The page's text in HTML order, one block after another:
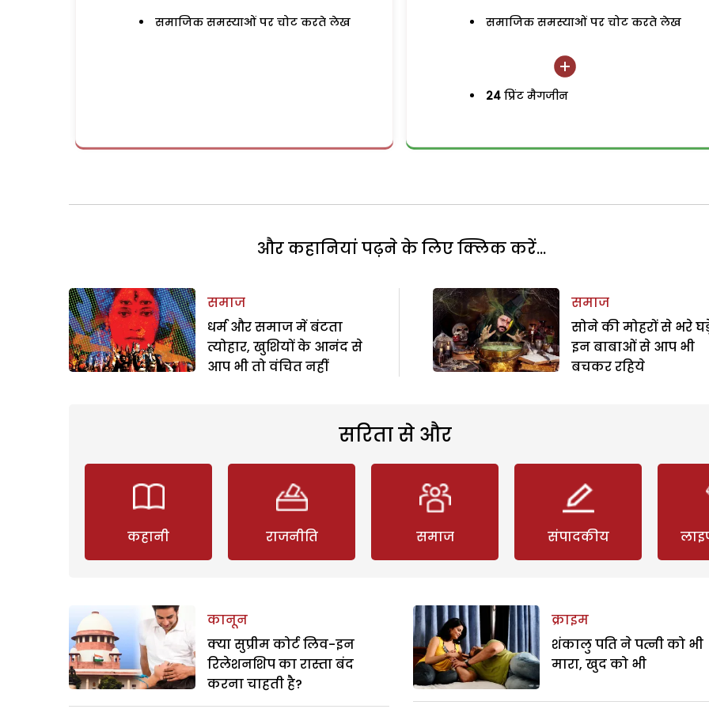
समाजिक समस्याओं पर चोट करते लेख समाजिक समस्याओं पर चोट करते लेख
24 प्रिंट मैगजीन
और कहानियां पढ़ने के लिए क्लिक करें...
समाज
धर्म और समाज में बंटता
त्योहार, खुशियों के आनंद से
आप भी तो वंचित नहीं
समाज
सोने की मोहरों से भरे
इन बाबाओं से आप भी
बचकर रहिये
सरिता से और
कहानी राजनीति समाज संपादकीय
कानून
क्या सुप्रीम कोर्ट लिव-इन
रिलेशनशिप का रास्ता बंद
करना चाहती है?
क्राइम
शंकालु पति ने पत्नी को भी
मारा, खुद को भी